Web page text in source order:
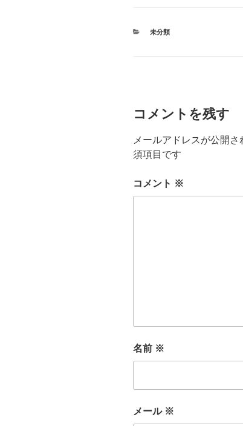
カ
未分類
コメントを残す
メールアドレスが公開さ
須項目です
コメント ※
名前 ※
メール ※